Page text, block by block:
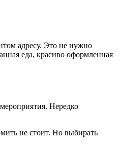
адресу. Это не нужно
еда, красиво оформленная
Нередко
не стоит. Но выбирать